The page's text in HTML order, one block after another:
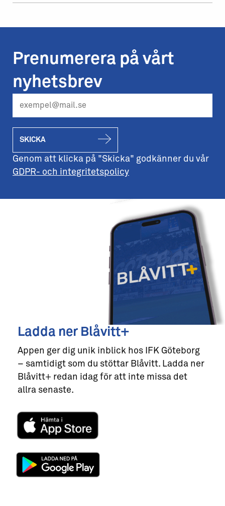
Prenumerera på vårt
nyhetsbrev
SKICKA
Genom att klicka på "Skicka" godkänner du vår
GDPR- och integritetspolicy
Ladda ner Blåvitt+
Appen ger dig unik inblick hos IFK Göteborg
– samtidigt som du stöttar Blåvitt. Ladda ner
Blåvitt+ redan idag för att inte missa det
allra senaste.